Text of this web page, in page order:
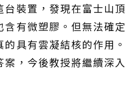
台裝置，發現在富士山頂
含有微塑膠。但無法確定
具有雲凝結核的作用。
，今後教授將繼續深入